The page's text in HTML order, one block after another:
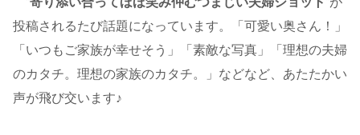
投稿されるたび話題になっています。「可愛い奥さん！」
「いつもご家族が幸せそう」「素敵な写真」「理想の夫婦
のカタチ。理想の家族のカタチ。」などなど、あたたかい
声が飛び交います♪